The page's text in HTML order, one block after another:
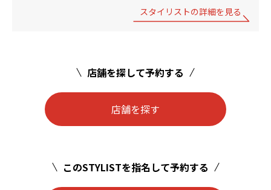
スタイリストの詳細を見る
店舗を探して予約する
店舗を探す
このSTYLISTを指名して予約する